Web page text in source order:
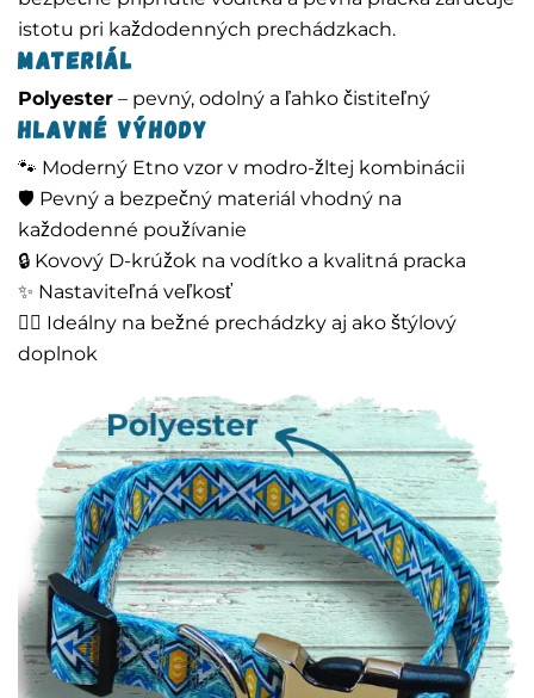
istotu pri každodenných prechádzkach.
Materiál
Polyester – pevný, odolný a ľahko čistiteľný
Hlavné výhody
🐾 Moderný Etno vzor v modro-žltej kombinácii
🛡️ Pevný a bezpečný materiál vhodný na
každodenné používanie
🔒 Kovový D-krúžok na vodítko a kvalitná pracka
✨ Nastaviteľná veľkosť
🚶‍♂️ Ideálny na bežné prechádzky aj ako štýlový
doplnok